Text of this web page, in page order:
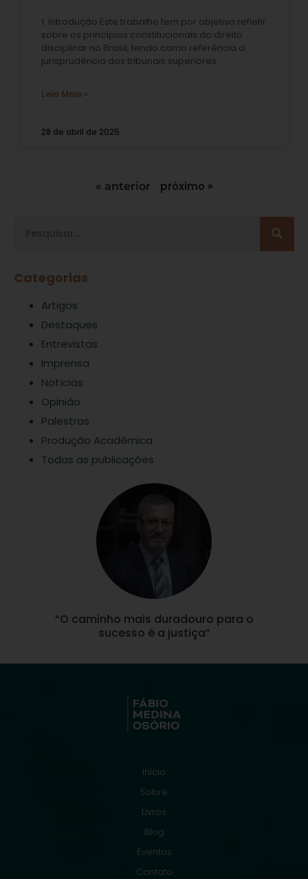
1. Introdução Este trabalho tem por objetivo refletir
sobre os princípios constitucionais do direito
disciplinar no Brasil, tendo como referência a
jurisprudência dos tribunais superiores
Leia Mais »
28 de abril de 2025
« anterior próximo »
Categorias
Artigos
Destaques
Entrevistas
Imprensa
Notícias
Opinião
Palestras
Produção Acadêmica
Todas as publicações
“O caminho mais duradouro para o
sucesso é a justiça”
Início
Sobre
Livros
Blog
Eventos
Contato